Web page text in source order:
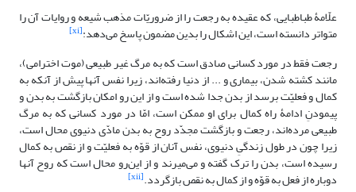
علّامۀ طباطبایی، که عقیده به رجعت را از ضروریّات مذهب شیعه و روایات آن را
متواتر دانسته است، این اشکال را بدین مضمون پاسخ می‌دهد:[xi]
رجعت فقط در مورد کسانی صادق است که به مرگ غیر طبیعی (موت اخترامی)،
مانند کشته شدن، بیماری و ... از دنیا رفته‌اند، زیرا نفس آنها پیش از آنکه به
کمال و فعلیّت برسد از بدن جدا شده است و از این رو امکان بازگشت به بدن و
پیمودنِ ادامۀ راه کمال برای او ممکن است، امّا در مورد کسانی که به مرگ
طبیعی مرده‌اند، رجعت و بازگشت مجدّد روح به بدن مادّی دنیوی محال است،
زیرا چون در طول زندگیِ دنیوی، نفس آنان از قوّه به فعلیّت و از نقص به کمال
رسیده است، بدن را ترک گفته و می‌میرند و از این‌رو محال است که روح آنها
دوباره از فعل به قوّه و از کمال به نقص بازگردد.[xii]